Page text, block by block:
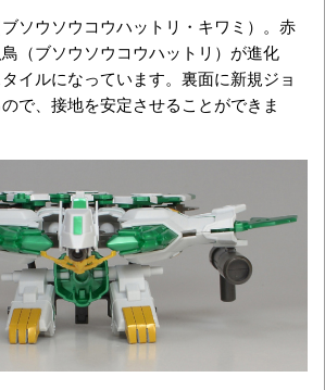
ソウソウコウハットリ・キワミ）。赤
（ブソウソウコウハットリ）が進化
イルになっています。裏面に新規ジョ
で、接地を安定させることができま